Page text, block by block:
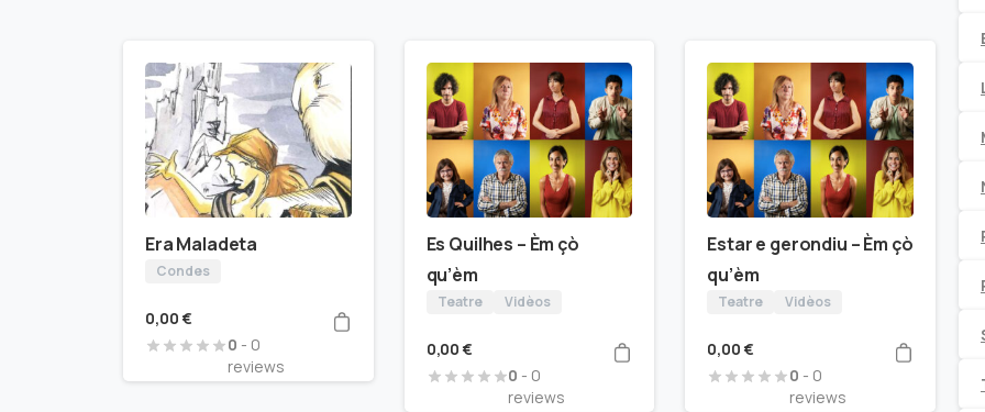
Era Maladeta
Condes
0,00 €
0 - 0
reviews
Es Quilhes – Èm çò
qu’èm
Teatre Vidèos
0,00€
0 - 0
reviews
Estar e gerondiu – Èm çò
qu’èm
Teatre Vidèos
0,00 €
0 - 0
reviews